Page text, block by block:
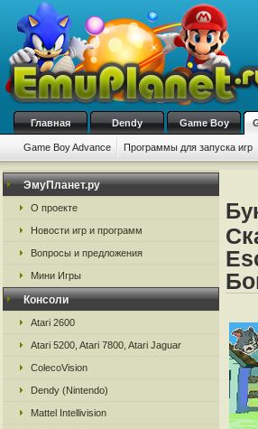
Главная Dendy Game Boy
Game Boy Advance Программы для запуска игр
ЭмуПланет.ру
О проекте
Новости игр и программ
Вопросы и предложения
Мини Игры
Консоли
Atari 2600
Atari 5200, Atari 7800, Atari Jaguar
ColecoVision
Dendy (Nintendo)
Mattel Intellivision